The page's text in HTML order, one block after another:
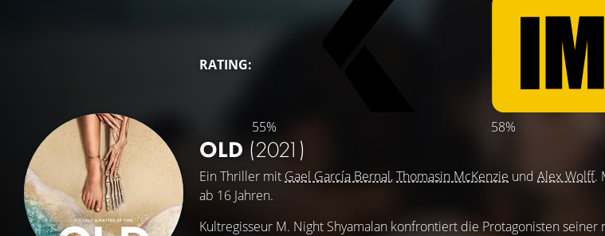
RATING:
55% 58%
OLD (2021)
Ein Thriller mit Gael García Bernal,Thomasin McKenzie und Alex Wolff.
ab 16 Jahren.
Kultregisseur M. Night Shyamalan konfrontiert die Protagonisten seiner